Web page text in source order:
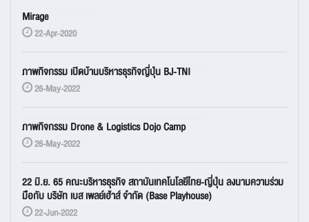
Mirage
22-Apr-2020
ภาพกิจกรรม เปิดบ้านบริหารธุรกิจญี่ปุ่น BJ-TNI
26-May-2022
ภาพกิจกรรม Drone & Logistics Dojo Camp
26-May-2022
22 มิ.ย. 65 คณะบริหารธุรกิจ สถาบันเทคโนโลยีไทย-ญี่ปุ่น ลงนามความร่วม
มือกับ บริษัท เบส เพลย์เฮ้าส์ จำกัด (Base Playhouse)
22-Jun-2022